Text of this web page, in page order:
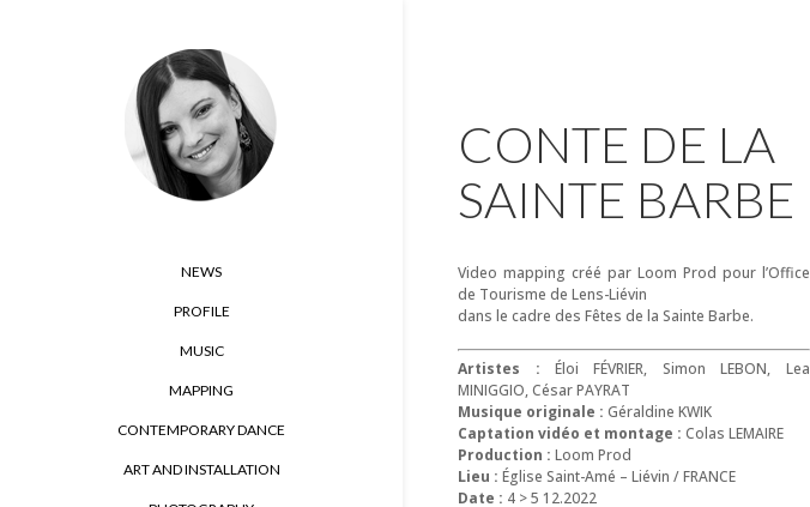
NEWS
PROFILE
MUSIC
MAPPING
CONTEMPORARY DANCE
ART AND INSTALLATION
CONTE DE LA
SAINTE BARBE
Video mapping créé par Loom Prod pour l’Office
de Tourisme de Lens-Liévin
dans le cadre des Fêtes de la Sainte Barbe.
Artistes : Éloi FÉVRIER, Simon LEBON, Lea
MINIGGIO, César PAYRAT
Musique originale : Géraldine KWIK
Captation vidéo et montage :Colas LEMAIRE
Production : Loom Prod
Lieu : Église Saint-Amé – Liévin / FRANCE
Date : 4 > 5 12.2022